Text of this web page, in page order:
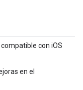
con iOS
en el